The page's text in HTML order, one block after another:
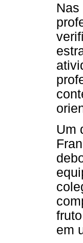
Um
em